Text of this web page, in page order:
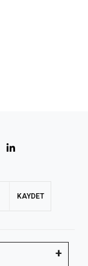
KAYDET